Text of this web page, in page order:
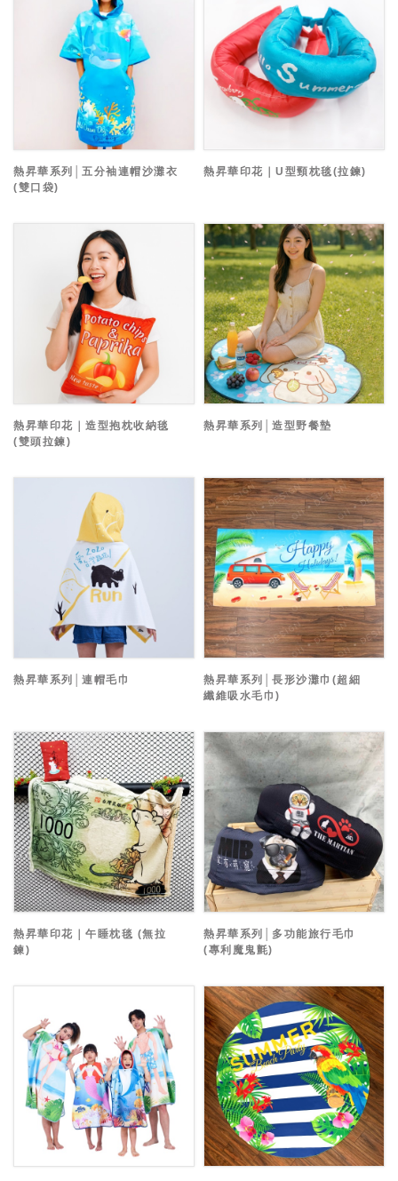
熱昇華系列│五分袖連帽沙灘衣
(雙口袋)
熱昇華印花｜U型頸枕毯(拉鍊)
熱昇華印花｜造型抱枕收納毯
(雙頭拉鍊)
熱昇華系列│造型野餐墊
熱昇華系列│連帽毛巾
熱昇華系列│長形沙灘巾(超細
纖維吸水毛巾)
熱昇華印花｜午睡枕毯 (無拉
鍊)
熱昇華系列│多功能旅行毛巾
(專利魔鬼氈)